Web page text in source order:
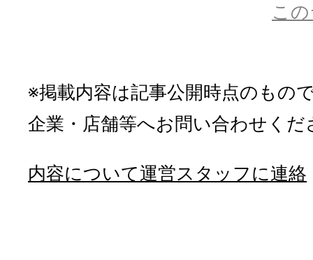
こ
※掲載内容は記事公開時点のもの
企業・店舗等へお問い合わせくだ
内容について運営スタッフに連絡